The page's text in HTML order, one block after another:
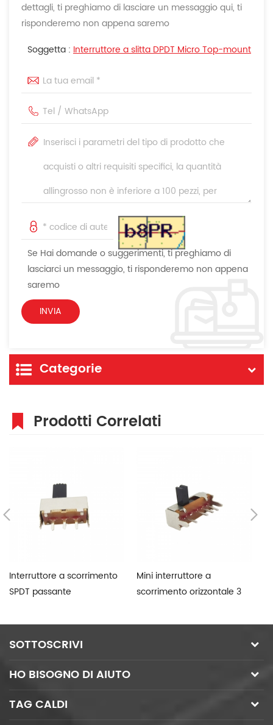
dettagli, ti preghiamo di lasciare un messaggio qui, ti
risponderemo non appena saremo
Soggetta : Interruttore a slitta DPDT Micro Top-mount
Se Hai domande o suggerimenti, ti preghiamo di
lasciarci un messaggio, ti risponderemo non appena
saremo
Categorie
Prodotti Correlati
Interruttore a scorrimento
SPDT passante
Mini interruttore a
scorrimento orizzontale 3
SOTTOSCRIVI
HO BISOGNO DI AIUTO
TAG CALDI